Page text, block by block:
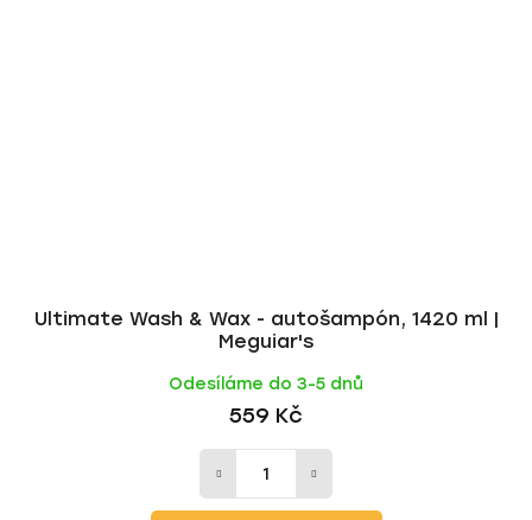
Ultimate Wash & Wax - autošampón, 1420 ml |
Meguiar's
Odesíláme do 3-5 dnů
559 Kč